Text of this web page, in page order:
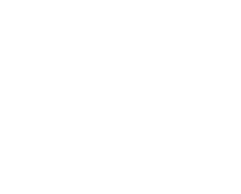
presentación del
Semana Santa de